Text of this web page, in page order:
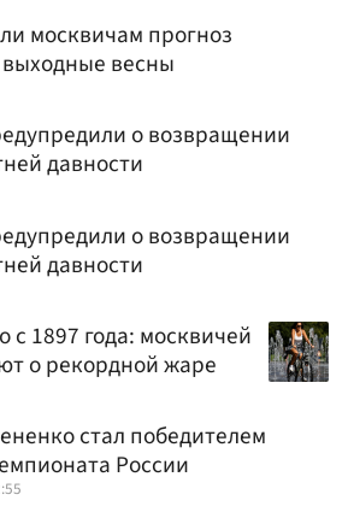
москвичам прогноз
весны
о возвращении
давности
о возвращении
давности
с 1897 года: москвичей
о рекордной жаре
стал победителем
России